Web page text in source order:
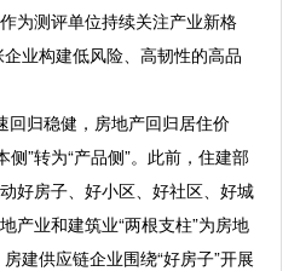
为测评单位持续关注产业新格
业构建低风险、高韧性的高品
归稳健，房地产回归居住价
”转为“产品侧”。此前，住建部
好房子、好小区、好社区、好城
产业和建筑业“两根支柱”为房地
建供应链企业围绕“好房子”开展